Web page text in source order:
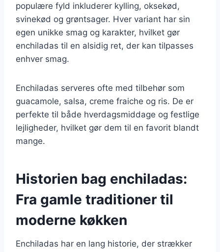
populære fyld inkluderer kylling, oksekød,
svinekød og grøntsager. Hver variant har sin
egen unikke smag og karakter, hvilket gør
enchiladas til en alsidig ret, der kan tilpasses
enhver smag.
Enchiladas serveres ofte med tilbehør som
guacamole, salsa, creme fraiche og ris. De er
perfekte til både hverdagsmiddage og festlige
lejligheder, hvilket gør dem til en favorit blandt
mange.
Historien bag enchiladas:
Fra gamle traditioner til
moderne køkken
Enchiladas har en lang historie, der strækker